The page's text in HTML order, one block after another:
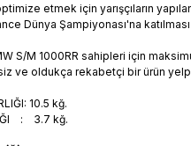
etmek için yarışçıların
Dünya Şampiyonası'na
S/M 1000RR sahipleri için
ve oldukça rekabetçi bir ürün
10.5 kğ.
: 3.7 kğ.